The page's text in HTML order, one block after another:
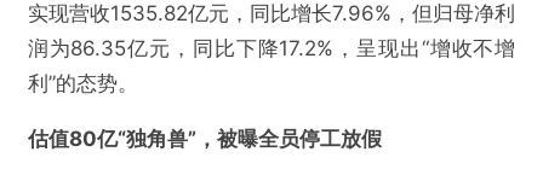
实现营收1535.82亿元，同比增长7.96%，但归母净利
润为86.35亿元，同比下降17.2%，呈现出“增收不增
利”的态势。
估值80亿“独角兽”，被曝全员停工放假